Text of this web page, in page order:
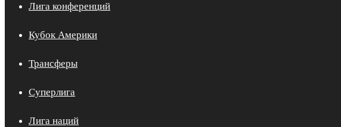
Лига конференций
Кубок Америки
Трансферы
Суперлига
Лига наций